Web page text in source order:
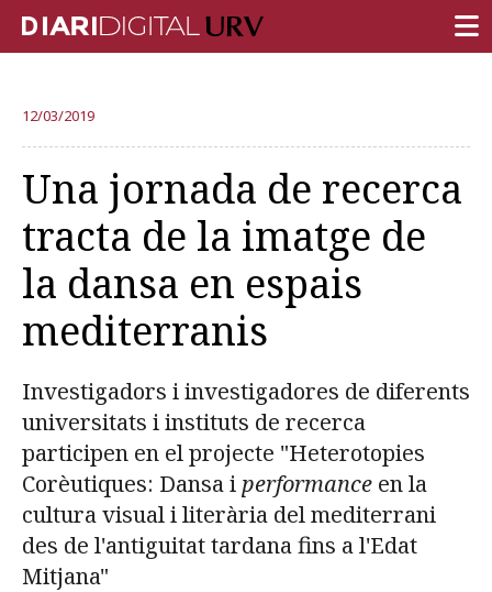
RECERCA
DOCÈNCIA
INSTITUCIÓ
VIDA AL CAMPUS
COMUNITAT URV
Més categories
Prova la cerca avançada
12/03/2019
Una jornada de recerca
tracta de la imatge de
la dansa en espais
mediterranis
Investigadors i investigadores de diferents
universitats i instituts de recerca
participen en el projecte "Heterotopies
Corèutiques: Dansa i performance en la
cultura visual i literària del mediterrani
des de l'antiguitat tardana fins a l'Edat
Mitjana"